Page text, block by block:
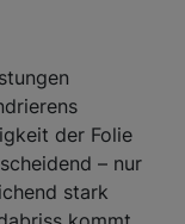
der Folie
– nur
stark